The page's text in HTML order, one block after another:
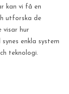
kan vi få en
utforska de
visar hur
enkla system
teknologi.